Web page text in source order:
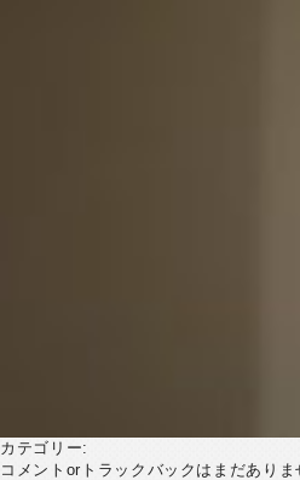
カテゴリー:
コメントorトラックバックはまだありま